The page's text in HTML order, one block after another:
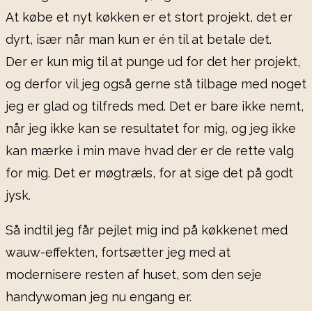
At købe et nyt køkken er et stort projekt, det er
dyrt, især når man kun er én til at betale det.
Der er kun mig til at punge ud for det her projekt,
og derfor vil jeg også gerne stå tilbage med noget
jeg er glad og tilfreds med. Det er bare ikke nemt,
når jeg ikke kan se resultatet for mig, og jeg ikke
kan mærke i min mave hvad der er de rette valg
for mig. Det er møgtræls, for at sige det på godt
jysk.
Så indtil jeg får pejlet mig ind på køkkenet med
wauw-effekten, fortsætter jeg med at
modernisere resten af huset, som den seje
handywoman jeg nu engang er.